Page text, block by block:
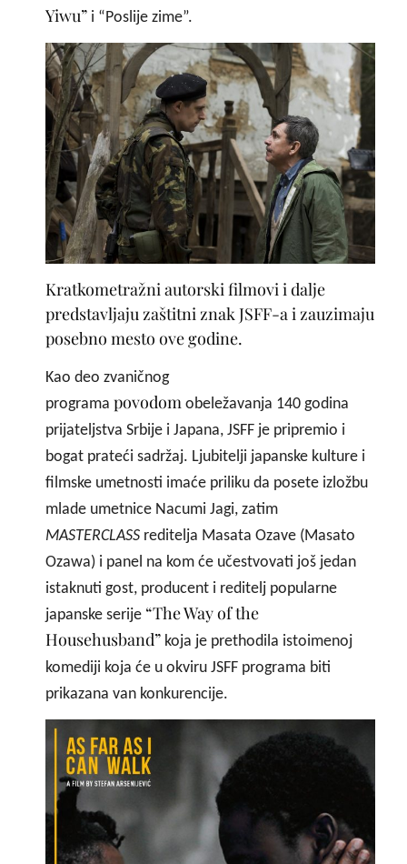
Yiwu” i “Poslije zime”.
Kratkometražni autorski filmovi i dalje
predstavljaju zaštitni znak JSFF-a i zauzimaju
posebno mesto ove godine.
Kao deo zvaničnog
programa povodom obeležavanja 140 godina
prijateljstva Srbije i Japana, JSFF je pripremio i
bogat prateći sadržaj. Ljubitelji japanske kulture i
filmske umetnosti imaće priliku da posete izložbu
mlade umetnice Nacumi Jagi, zatim
MASTERCLASS reditelja Masata Ozave (Masato
Ozawa) i panel na kom će učestvovati još jedan
istaknuti gost, producent i reditelj popularne
japanske serije “The Way of the
Househusband” koja je prethodila istoimenoj
komediji koja će u okviru JSFF programa biti
prikazana van konkurencije.